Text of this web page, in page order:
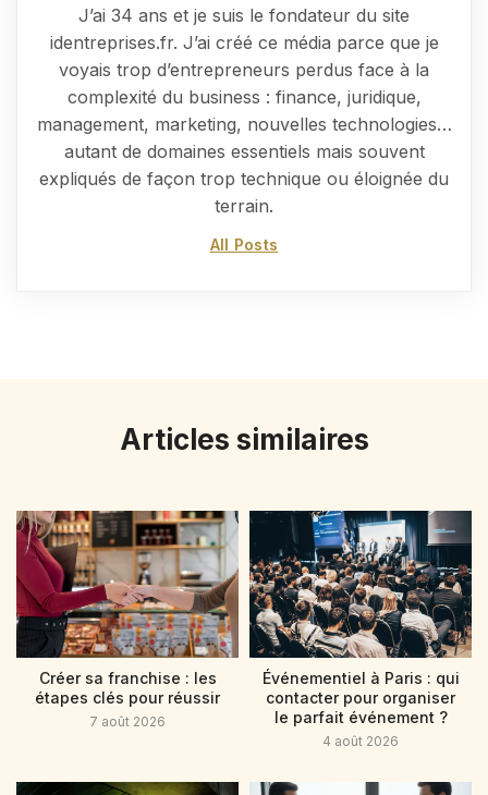
J’ai 34 ans et je suis le fondateur du site
identreprises.fr. J’ai créé ce média parce que je
voyais trop d’entrepreneurs perdus face à la
complexité du business : finance, juridique,
management, marketing, nouvelles technologies…
autant de domaines essentiels mais souvent
expliqués de façon trop technique ou éloignée du
terrain.
All Posts
Articles similaires
Créer sa franchise : les
étapes clés pour réussir
7 août 2026
Événementiel à Paris : qui
contacter pour organiser
le parfait événement ?
4 août 2026